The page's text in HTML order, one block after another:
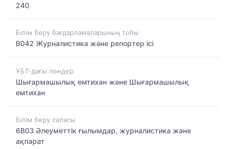
240
Білім беру бағдарламаларының тобы
B042 Журналистика және репортер ісі
ҰБТ-дағы пәндер
Шығармашылық емтихан және Шығармашылық
емтихан
Білім беру саласы
6B03 Әлеуметтік ғылымдар, журналистика және
ақпарат